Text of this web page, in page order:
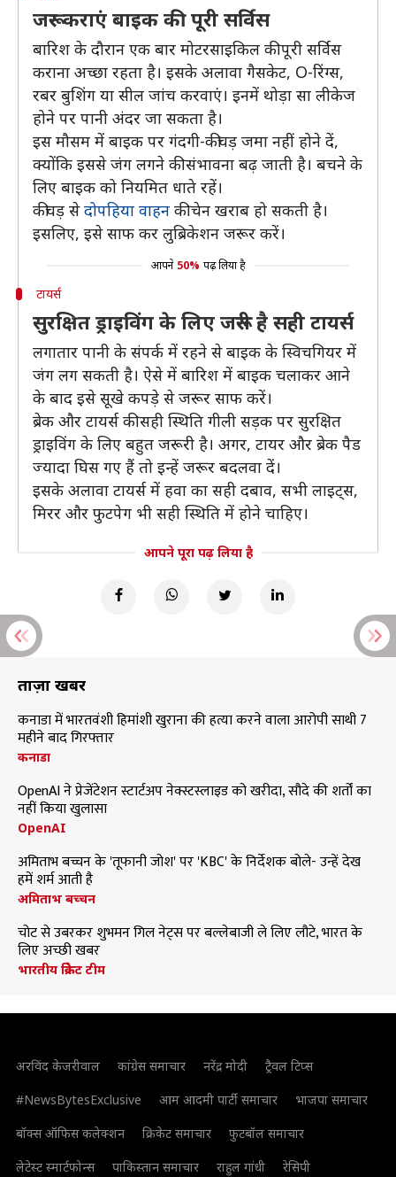
जरूर कराएं बाइक की पूरी सर्विस
बारिश के दौरान एक बार मोटरसाइकिल की पूरी सर्विस
कराना अच्छा रहता है। इसके अलावा गैसकेट, O-रिंग्स,
रबर बुशिंग या सील जांच करवाएं। इनमें थोड़ा सा लीकेज
होने पर पानी अंदर जा सकता है।
इस मौसम में बाइक पर गंदगी-कीचड़ जमा नहीं होने दें,
क्योंकि इससे जंग लगने की संभावना बढ़ जाती है। बचने के
लिए बाइक को नियमित धाते रहें।
कीचड़ सेदोपहिया वाहन की चेन खराब हो सकती है।
इसलिए, इसे साफ कर लुब्रिकेशन जरूर करें।
आपने 50% पढ़ लिया है
टायर्स
सुरक्षित ड्राइविंग के लिए जरूरी है सही टायर्स
लगातार पानी के संपर्क में रहने से बाइक के स्विचगियर में
जंग लग सकती है। ऐसे में बारिश में बाइक चलाकर आने
के बाद इसे सूखे कपड़े से जरूर साफ करें।
ब्रेक और टायर्स की सही स्थिति गीली सड़क पर सुरक्षित
ड्राइविंग के लिए बहुत जरूरी है। अगर, टायर और ब्रेक पैड
ज्यादा घिस गए हैं तो इन्हें जरूर बदलवा दें।
इसके अलावा टायर्स में हवा का सही दबाव, सभी लाइट्स,
मिरर और फुटपेग भी सही स्थिति में होने चाहिए।
आपने पूरा पढ़ लिया है
ताज़ा खबरें
कनाडा में भारतवंशी हिमांशी खुराना की हत्या करने वाला आरोपी साथी 7
महीने बाद गिरफ्तार
कनाडा
OpenAI ने प्रेजेंटेशन स्टार्टअप नेक्स्टस्लाइड को खरीदा, सौदे की शर्तों का
नहीं किया खुलासा
OpenAI
अमिताभ बच्चन के 'तूफानी जोश' पर 'KBC' के निर्देशक बोले- उन्हें देख
हमें शर्म आती है
अमिताभ बच्चन
चोट से उबरकर शुभमन गिल नेट्स पर बल्लेबाजी ले लिए लौटे, भारत के
लिए अच्छी खबर
भारतीय क्रिकेट टीम
अरविंद केजरीवाल कांग्रेस समाचार नरेंद्र मोदी
ट्रैवल टिप्स
#NewsBytesExclusive
आम आदमी पार्टी समाचार
भाजपा समाचार
बॉक्स ऑफिस कलेक्शन
क्रिकेट समाचार
फुटबॉल समाचार
लेटेस्ट स्मार्टफोन्स
पाकिस्तान समाचार राहुल गांधी रेसिपी